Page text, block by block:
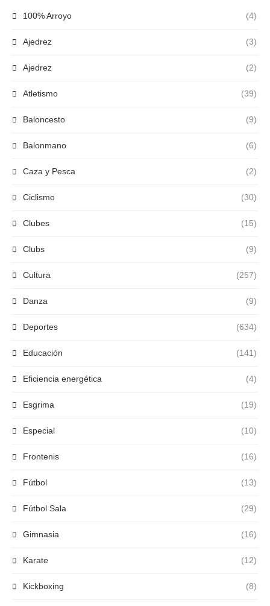
100% Arroyo (4)
Ajedrez (3)
Ajedrez (2)
Atletismo (39)
Baloncesto (9)
Balonmano (6)
Caza y Pesca (2)
Ciclismo (30)
Clubes (15)
Clubs (9)
Cultura (257)
Danza (9)
Deportes (634)
Educación (141)
Eficiencia energética (4)
Esgrima (19)
Especial (10)
Frontenis (16)
Fútbol (13)
Fútbol Sala (29)
Gimnasia (16)
Karate (12)
Kickboxing (8)